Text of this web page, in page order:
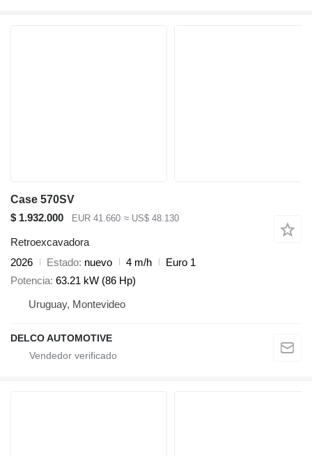
Case 570SV
$ 1.932.000
EUR 41.660 ≈ US$ 48.130
Retroexcavadora
2026
Estado nuevo 4 m/h
Euro 1
Potencia 63.21 kW (86 Hp)
Uruguay, Montevideo
DELCO AUTOMOTIVE